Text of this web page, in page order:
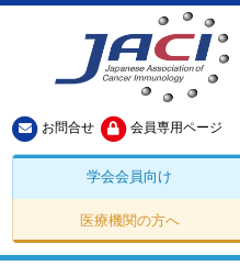
お問合せ 会員専用ページ
学会会員向け
医療機関の方へ